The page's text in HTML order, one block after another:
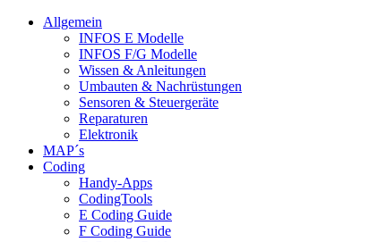
Allgemein
INFOS E Modelle
INFOS F/G Modelle
Wissen & Anleitungen
Umbauten & Nachrüstungen
Sensoren & Steuergeräte
Reparaturen
Elektronik
MAP´s
Coding
Handy-Apps
CodingTools
E Coding Guide
F Coding Guide